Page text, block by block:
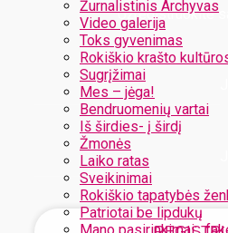
Žurnalistinis Archyvas
Video galerija
Toks gyvenimas
Rokiškio krašto
Sugrįžimai
Mes – jėga!
Bendruomenių vartai
Iš širdies- į širdį
Žmonės
Laiko ratas
Sveikinimai
Rokiškio tapatybės
Patriotai be lipdukų
Užregistruokite